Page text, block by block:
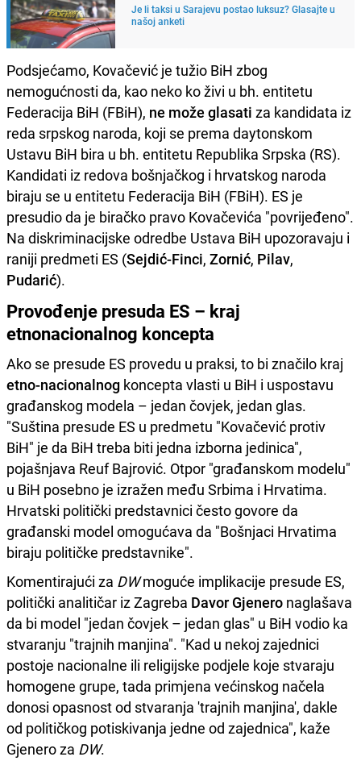
Je li taksi u Sarajevu postao luksuz? Glasajte u
našoj anketi
Podsjećamo, Kovačević je tužio BiH zbog
nemogućnosti da, kao neko ko živi u bh. entitetu
Federacija BiH (FBiH), ne može glasati za kandidata iz
reda srpskog naroda, koji se prema daytonskom
Ustavu BiH bira u bh. entitetu Republika Srpska (RS).
Kandidati iz redova bošnjačkog i hrvatskog naroda
biraju se u entitetu Federacija BiH (FBiH). ES je
presudio da je biračko pravo Kovačevića "povrijeđeno".
Na diskriminacijske odredbe Ustava BiH upozoravaju i
raniji predmeti ES (Sejdić-Finci, Zornić, Pilav,
Pudarić).
Provođenje presuda ES – kraj
etnonacionalnog koncepta
Ako se presude ES provedu u praksi, to bi značilo kraj
etno-nacionalnog koncepta vlasti u BiH i uspostavu
građanskog modela – jedan čovjek, jedan glas.
"Suština presude ES u predmetu "Kovačević protiv
BiH" je da BiH treba biti jedna izborna jedinica",
pojašnjava Reuf Bajrović. Otpor "građanskom modelu"
u BiH posebno je izražen među Srbima i Hrvatima.
Hrvatski politički predstavnici često govore da
građanski model omogućava da "Bošnjaci Hrvatima
biraju političke predstavnike".
Komentirajući za DWmoguće implikacije presude ES,
politički analitičar iz Zagreba Davor Gjenero naglašava
da bi model "jedan čovjek – jedan glas" u BiH vodio ka
stvaranju "trajnih manjina". "Kad u nekoj zajednici
postoje nacionalne ili religijske podjele koje stvaraju
homogene grupe, tada primjena većinskog načela
donosi opasnost od stvaranja 'trajnih manjina', dakle
od političkog potiskivanja jedne od zajednica", kaže
Gjenero za DW.